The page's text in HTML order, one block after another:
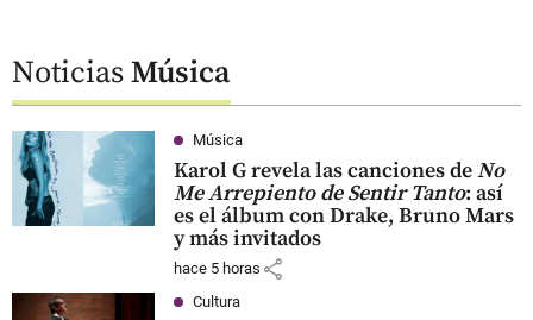
NoticiasMúsica
Música
Karol G revela las canciones deNo
Me Arrepiento de Sentir Tanto: así
es el álbum con Drake, Bruno Mars
y más invitados
hace 5 horas share
Cultura